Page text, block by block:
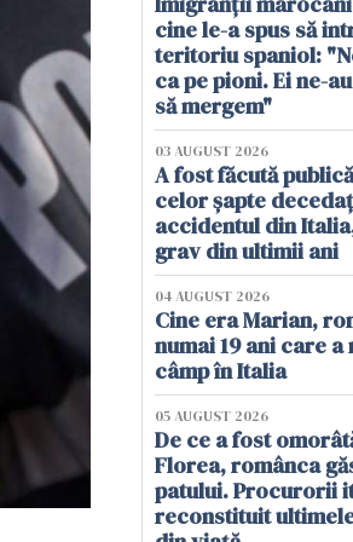
cine le-a spus să
teritoriu spaniol:
ca pe pioni. Ei ne-
să mergem"
03 AUGUST 2026
A fost făcută
celor șapte
accidentul din
grav din ultimii ani
04 AUGUST 2026
Cine era Marian,
numai 19 ani care a
câmp în Italia
05 AUGUST 2026
De ce a fost
Florea, românca
patului. Procurorii
reconstituit